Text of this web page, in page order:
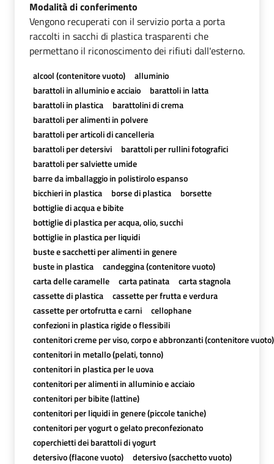
Modalità di conferimento
Vengono recuperati con il servizio porta a porta
raccolti in sacchi di plastica trasparenti che
permettano il riconoscimento dei rifiuti dall'esterno.
alcool (contenitore vuoto)
alluminio
barattoli in alluminio e acciaio
barattoli in latta
barattoli in plastica
barattolini di crema
barattoli per alimenti in polvere
barattoli per articoli di cancelleria
barattoli per detersivi
barattoli per rullini fotografici
barattoli per salviette umide
barre da imballaggio in polistirolo espanso
bicchieri in plastica
borse di plastica
borsette
bottiglie di acqua e bibite
bottiglie di plastica per acqua, olio, succhi
bottiglie in plastica per liquidi
buste e sacchetti per alimenti in genere
buste in plastica
candeggina (contenitore vuoto)
carta delle caramelle
carta patinata
carta stagnola
cassette di plastica
cassette per frutta e verdura
cassette per ortofrutta e carni
cellophane
confezioni in plastica rigide o flessibili
contenitori creme per viso, corpo e abbronzanti (contenitore vuoto)
contenitori in metallo (pelati, tonno)
contenitori in plastica per le uova
contenitori per alimenti in alluminio e acciaio
contenitori per bibite (lattine)
contenitori per liquidi in genere (piccole taniche)
contenitori per yogurt o gelato preconfezionato
coperchietti dei barattoli di yogurt
detersivo (flacone vuoto)
detersivo (sacchetto vuoto)